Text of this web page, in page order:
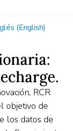
(English)
RCR
objetivo de
los datos de